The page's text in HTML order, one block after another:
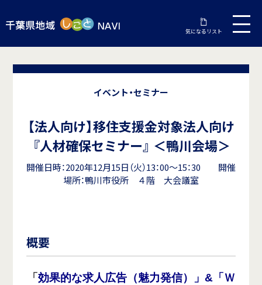
気になるリスト
イベント・セミナー
【法人向け】移住支援金対象法人向け
『人材確保セミナー』 ＜鴨川会場＞
開催日時：2020年12月15日（火）13：00～15：30 開催
場所：鴨川市役所 ４階 大会議室
概要
「 効果的な求人広告（魅力発信）」&「Ｗ